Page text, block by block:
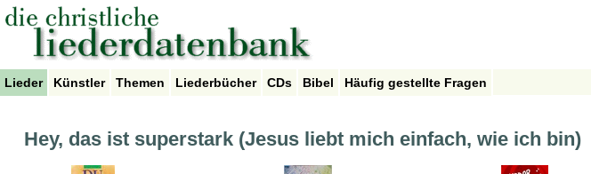
Lieder Künstler Themen Liederbücher CDs Bibel Häufig gestellte Fragen
Hey, das ist superstark (Jesus liebt mich einfach, wie ich bin)